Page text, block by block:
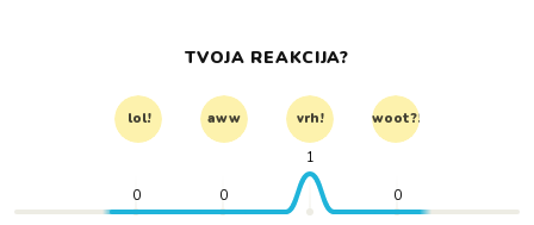
TVOJA REAKCIJA?
lol! aww vrh! woot?!
0 0
1
0